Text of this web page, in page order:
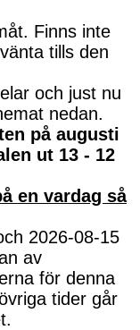
Finns inte
tills den
och just nu
nedan.
på augusti
ut 13 - 12
en vardag så
2026-08-15
av
för denna
tider går